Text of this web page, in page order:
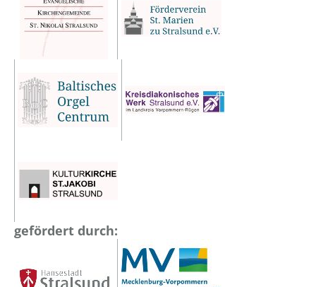
gefördert durch: